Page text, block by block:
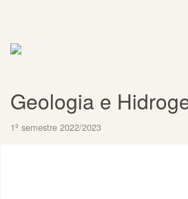
Geologia e
1º semestre 2022/2023